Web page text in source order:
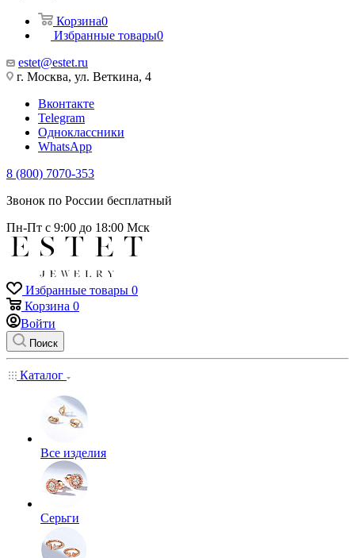
Корзина0
Избранные товары0
estet@estet.ru
г. Москва, ул. Веткина, 4
Вконтакте
Telegram
Одноклассники
WhatsApp
8 (800) 7070-353
Звонок по России бесплатный
Пн-Пт с 9:00 до 18:00 Мск
Избранные товары 0
Корзина 0
Войти
Поиск
Каталог
Все изделия
Серьги